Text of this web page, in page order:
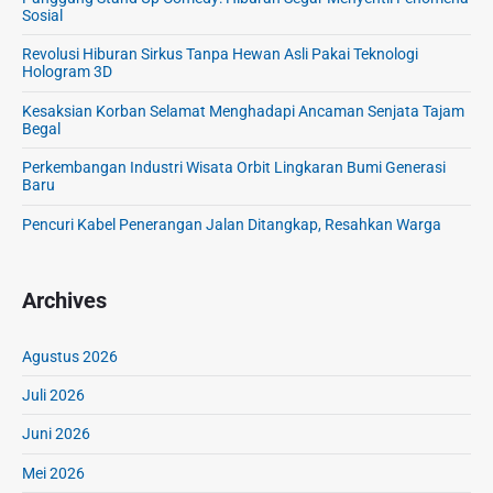
Sosial
Revolusi Hiburan Sirkus Tanpa Hewan Asli Pakai Teknologi
Hologram 3D
Kesaksian Korban Selamat Menghadapi Ancaman Senjata Tajam
Begal
Perkembangan Industri Wisata Orbit Lingkaran Bumi Generasi
Baru
Pencuri Kabel Penerangan Jalan Ditangkap, Resahkan Warga
Archives
Agustus 2026
Juli 2026
Juni 2026
Mei 2026